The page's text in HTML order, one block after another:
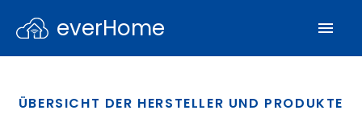
everHome
ÜBERSICHT DER HERSTELLER UND PRODUKTE